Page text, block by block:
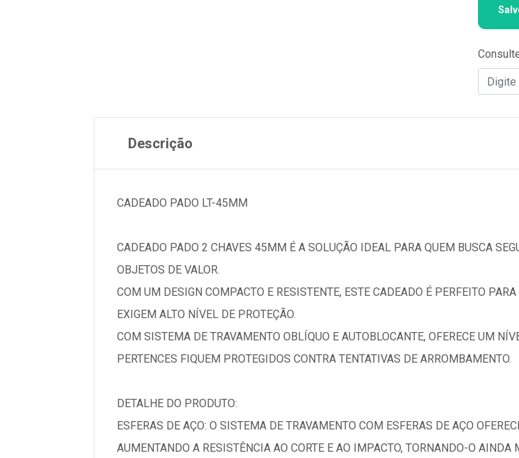
Descrição
CADEADO PADO LT-45MM
CADEADO PADO 2 CHAVES 45MM É A SOLUÇÃO IDEAL PARA QUEM BUSCA
OBJETOS DE VALOR.
COM UM DESIGN COMPACTO E RESISTENTE, ESTE CADEADO É PERFEITO
EXIGEM ALTO NÍVEL DE PROTEÇÃO.
COM SISTEMA DE TRAVAMENTO OBLÍQUO E AUTOBLOCANTE, OFERECE UM
PERTENCES FIQUEM PROTEGIDOS CONTRA TENTATIVAS DE ARROMBAMENTO.
DETALHE DO PRODUTO:
ESFERAS DE AÇO: O SISTEMA DE TRAVAMENTO COM ESFERAS DE AÇO
AUMENTANDO A RESISTÊNCIA AO CORTE E AO IMPACTO, TORNANDO-O AINDA